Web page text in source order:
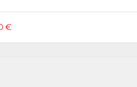
€DIESES